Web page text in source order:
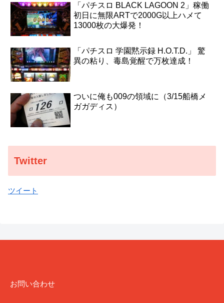
「パチスロ BLACK LAGOON 2」稼働
初日に無限ARTで2000G以上ハメて
13000枚の大爆発！
「パチスロ 学園黙示録 H.O.T.D.」 驚
異の粘り、毒島覚醒で万枚達成！
ついに俺も009の領域に（3/15船橋メ
ガガディス）
Twitter
ツイート
お問い合わせ